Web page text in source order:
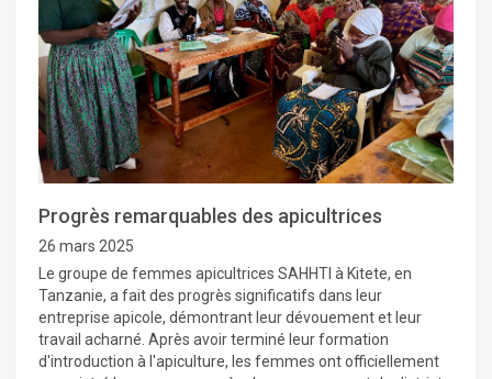
Progrès remarquables des apicultrices
26 mars 2025
Le groupe de femmes apicultrices SAHHTI à Kitete, en
Tanzanie, a fait des progrès significatifs dans leur
entreprise apicole, démontrant leur dévouement et leur
travail acharné. Après avoir terminé leur formation
d'introduction à l'apiculture, les femmes ont officiellement